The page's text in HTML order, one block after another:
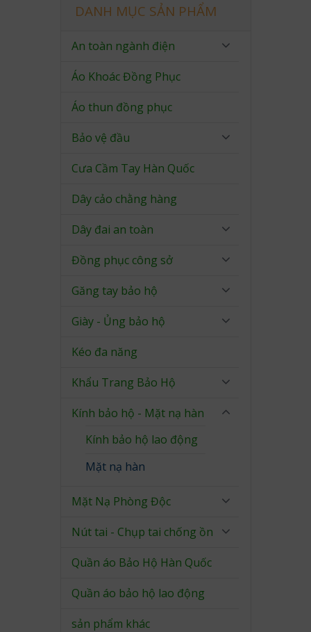
DANH MỤC SẢN PHẨM
An toàn ngành điện
Áo Khoác Đồng Phục
Áo thun đồng phục
Bảo vệ đầu
Cưa Cầm Tay Hàn Quốc
Dây cảo chằng hàng
Dây đai an toàn
Đồng phục công sở
Găng tay bảo hộ
Giày - Ủng bảo hộ
Kéo đa năng
Khẩu Trang Bảo Hộ
Kính bảo hộ - Mặt nạ hàn
Kính bảo hộ lao động
Mặt nạ hàn
Mặt Nạ Phòng Độc
Nút tai - Chụp tai chống ồn
Quần áo Bảo Hộ Hàn Quốc
Quần áo bảo hộ lao động
sản phẩm khác